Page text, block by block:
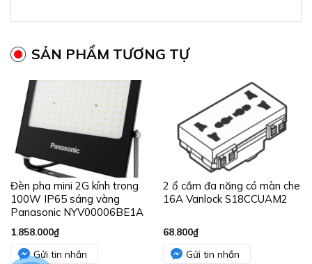
SẢN PHẨM TƯƠNG TỰ
Đèn pha mini 2G kính trong
100W IP65 sáng vàng
Panasonic NYV00006BE1A
1.858.000₫
Gửi tin nhắn
2 ổ cắm đa năng có màn che
16A Vanlock S18CCUAM2
68.800₫
Gửi tin nhắn